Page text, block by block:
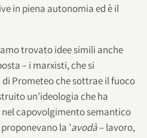
in piena autonomia ed è il
trovato idee simili anche
– i marxisti, che si
Prometeo che sottrae il fuoco
un’ideologia che ha
capovolgimento semantico
la ’avodà– lavoro,